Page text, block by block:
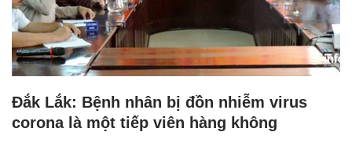
Đắk Lắk: Bệnh nhân bị đồn nhiễm virus
corona là một tiếp viên hàng không